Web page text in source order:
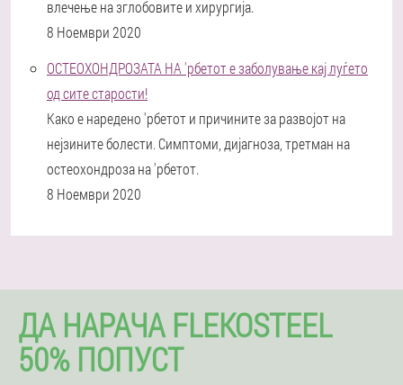
влечење на зглобовите и хирургија.
8 Ноември 2020
ОСТЕОХОНДРОЗАТА НА 'рбетот е заболување кај луѓето
од сите старости!
Како е наредено 'рбетот и причините за развојот на
нејзините болести. Симптоми, дијагноза, третман на
остеохондроза на 'рбетот.
8 Ноември 2020
ДА НАРАЧА FLEKOSTEEL
50% ПОПУСТ